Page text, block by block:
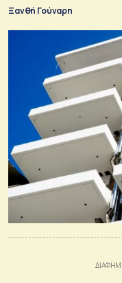
Ξανθή Γούναρη